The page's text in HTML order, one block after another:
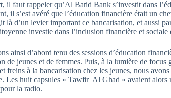
il faut rappeler qu’Al Barid Bank s’investit dans
il s’est avéré que l’éducation financière était un
là d’un levier important de bancarisation, et aussi
investie dans l’inclusion financière et sociale
ainsi d’abord tenu des sessions d’éducation
de jeunes et de femmes. Puis, à la lumière de
freins à la bancarisation chez les jeunes, nous
Les huit capsules « Tawfir Al Ghad » avaient alors
la radio.